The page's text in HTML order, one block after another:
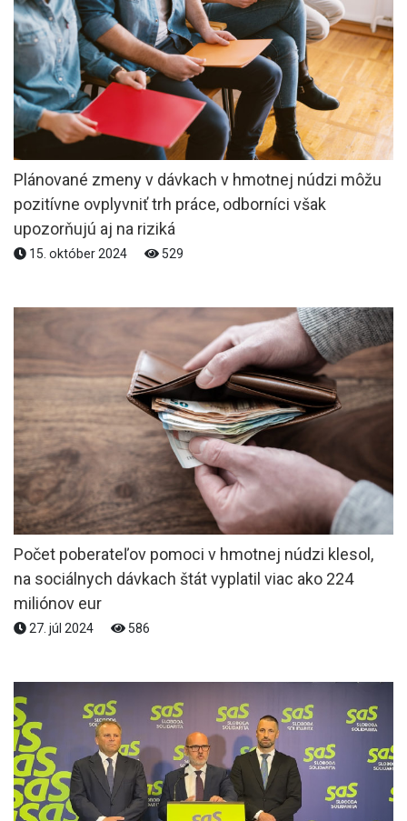
Plánované zmeny v dávkach v hmotnej núdzi môžu
pozitívne ovplyvniť trh práce, odborníci však
upozorňujú aj na riziká
15. október 2024 529
Počet poberateľov pomoci v hmotnej núdzi klesol,
na sociálnych dávkach štát vyplatil viac ako 224
miliónov eur
27. júl 2024 586